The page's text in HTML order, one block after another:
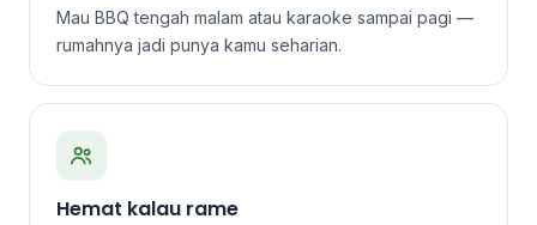
Mau BBQ tengah malam atau karaoke sampai pagi —
rumahnya jadi punya kamu seharian.
Hemat kalau rame